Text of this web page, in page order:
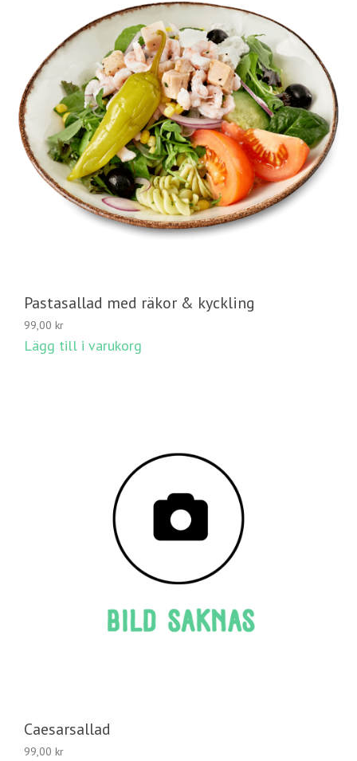
Pastasallad med räkor & kyckling
99,00 kr
Lägg till i varukorg
Caesarsallad
99,00 kr